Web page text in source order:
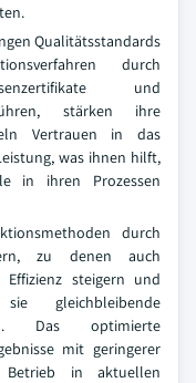
Qualitätsstandards
durch
und
führen, stärken ihre
Vertrauen in das
was ihnen hilft,
in ihren Prozessen
durch
zu denen auch
Effizienz steigern und
gleichbleibende
Das optimierte
mit geringerer
in aktuellen